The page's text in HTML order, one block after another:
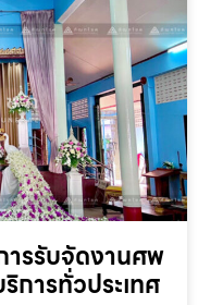
ารรับจัดงานศพ
การทั่วประเทศ